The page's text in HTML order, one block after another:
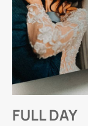
FULL DAY